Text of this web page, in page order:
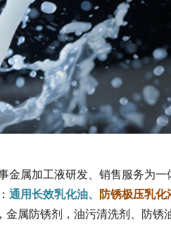
金属加工液研发、销售服务为
通用长效乳化油、 防锈极压乳化
，金属防锈剂，油污清洗剂、防锈